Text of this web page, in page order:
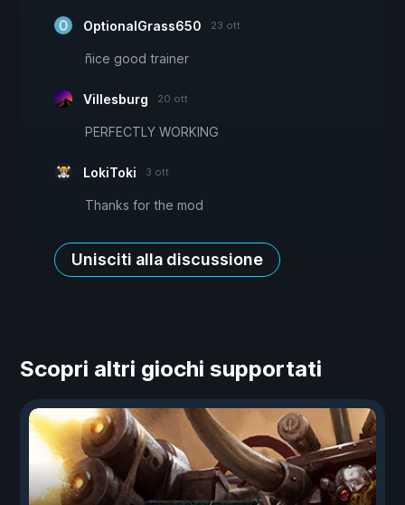
OptionalGrass650 23 ott
ñice good trainer
Villesburg 20 ott
PERFECTLY WORKING
LokiToki 3 ott
Thanks for the mod
Unisciti alla discussione
Scopri altri giochi supportati